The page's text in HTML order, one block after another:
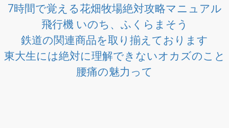
7時間で覚える花畑牧場絶対攻略マニュアル
飛行機 いのち、ふくらまそう
鉄道の関連商品を取り揃えております
東大生には絶対に理解できないオカズのこと
腰痛の魅力って